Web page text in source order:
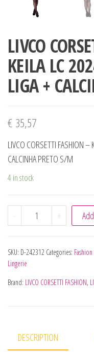
LIVCO
KEILA LC
LIGA +
€ 35,57
LIVCO CORSETTI FASHION –
CALCINHA PRETO S/M
4 in stock
- LIVCO CORSETTI
+
SKU: D-242312 Categories:
Lingerie
Brand: LIVCO CORSETTI FASHION,
DESCRIPTION